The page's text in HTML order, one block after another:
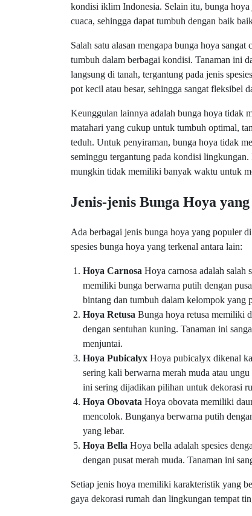
kondisi iklim Indonesia. Selain itu, bunga
cuaca, sehingga dapat tumbuh dengan baik
Salah satu alasan mengapa bunga hoya
tumbuh dalam berbagai kondisi. Tanaman ini
langsung di tanah, tergantung pada jenis
pot kecil atau besar, sehingga sangat fleksibel
Keunggulan lainnya adalah bunga hoya tidak
matahari yang cukup untuk tumbuh optimal,
teduh. Untuk penyiraman, bunga hoya tidak
seminggu tergantung pada kondisi
mungkin tidak memiliki banyak waktu untuk
Jenis-jenis Bunga Hoya
Ada berbagai jenis bunga hoya yang populer
spesies bunga hoya yang terkenal antara lain:
Hoya Carnosa Hoya carnosa adalah salah
memiliki bunga berwarna putih dengan
bintang dan tumbuh dalam kelompok yang
Hoya Retusa Bunga hoya retusa memiliki
dengan sentuhan kuning. Tanaman ini
menjuntai.
Hoya Pubicalyx Hoya pubicalyx dikenal
sering kali berwarna merah muda atau
ini sering dijadikan pilihan untuk dekorasi
Hoya Obovata Hoya obovata memiliki
mencolok. Bunganya berwarna putih
yang lebar.
Hoya Bella Hoya bella adalah spesies
dengan pusat merah muda. Tanaman ini
Setiap jenis hoya memiliki karakteristik yang
gaya dekorasi rumah dan lingkungan tempat